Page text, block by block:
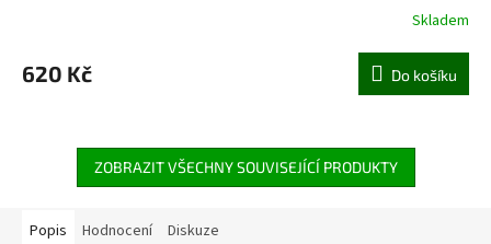
Skladem
620 Kč Do košíku
ZOBRAZIT VŠECHNY SOUVISEJÍCÍ PRODUKTY
Popis Hodnocení Diskuze